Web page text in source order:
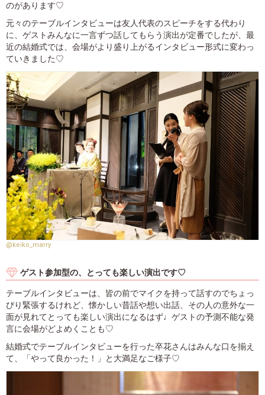
のがあります♡
元々のテーブルインタビューは友人代表のスピーチをする代わり
に、ゲストみんなに一言ずつ話してもらう演出が定番でしたが、最
近の結婚式では、会場がより盛り上がるインタビュー形式に変わっ
ていきました♡
@keiko_marry
ゲスト参加型の、とっても楽しい演出です♡
テーブルインタビューは、皆の前でマイクを持って話すのでちょっ
ぴり緊張するけれど、懐かしい昔話や想い出話、その人の意外な一
面が見れてとっても楽しい演出になるはず♩ゲストの予測不能な発
言に会場がどよめくことも♡
結婚式でテーブルインタビューを行った卒花さんはみんな口を揃え
て、「やって良かった！」と大満足なご様子♡